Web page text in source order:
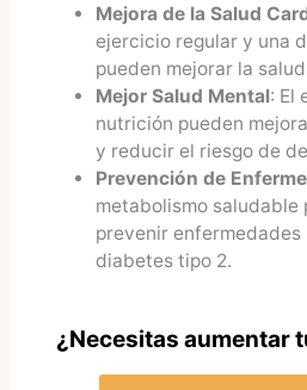
Mejora de la Salud
ejercicio regular y una
pueden mejorar la
Mejor Salud Mental: El
nutrición pueden
y reducir el riesgo de
Prevención de
metabolismo saludable
prevenir
diabetes tipo 2.
¿Necesitas aumentar